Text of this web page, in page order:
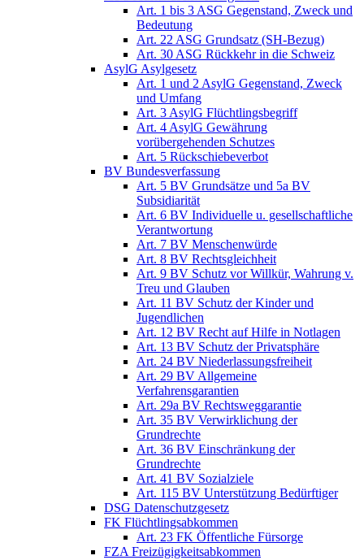
Art. 1 bis 3 ASG Gegenstand, Zweck und
Bedeutung
Art. 22 ASG Grundsatz (SH-Bezug)
Art. 30 ASG Rückkehr in die Schweiz
AsylG Asylgesetz
Art. 1 und 2 AsylG Gegenstand, Zweck
und Umfang
Art. 3 AsylG Flüchtlingsbegriff
Art. 4 AsylG Gewährung
vorübergehenden Schutzes
Art. 5 Rückschiebeverbot
BV Bundesverfassung
Art. 5 BV Grundsätze und 5a BV
Subsidiarität
Art. 6 BV Individuelle u. gesellschaftliche
Verantwortung
Art. 7 BV Menschenwürde
Art. 8 BV Rechtsgleichheit
Art. 9 BV Schutz vor Willkür, Wahrung v.
Treu und Glauben
Art. 11 BV Schutz der Kinder und
Jugendlichen
Art. 12 BV Recht auf Hilfe in Notlagen
Art. 13 BV Schutz der Privatsphäre
Art. 24 BV Niederlassungsfreiheit
Art. 29 BV Allgemeine
Verfahrensgarantien
Art. 29a BV Rechtsweggarantie
Art. 35 BV Verwirklichung der
Grundrechte
Art. 36 BV Einschränkung der
Grundrechte
Art. 41 BV Sozialziele
Art. 115 BV Unterstützung Bedürftiger
DSG Datenschutzgesetz
FK Flüchtlingsabkommen
Art. 23 FK Öffentliche Fürsorge
FZA Freizügigkeitsabkommen